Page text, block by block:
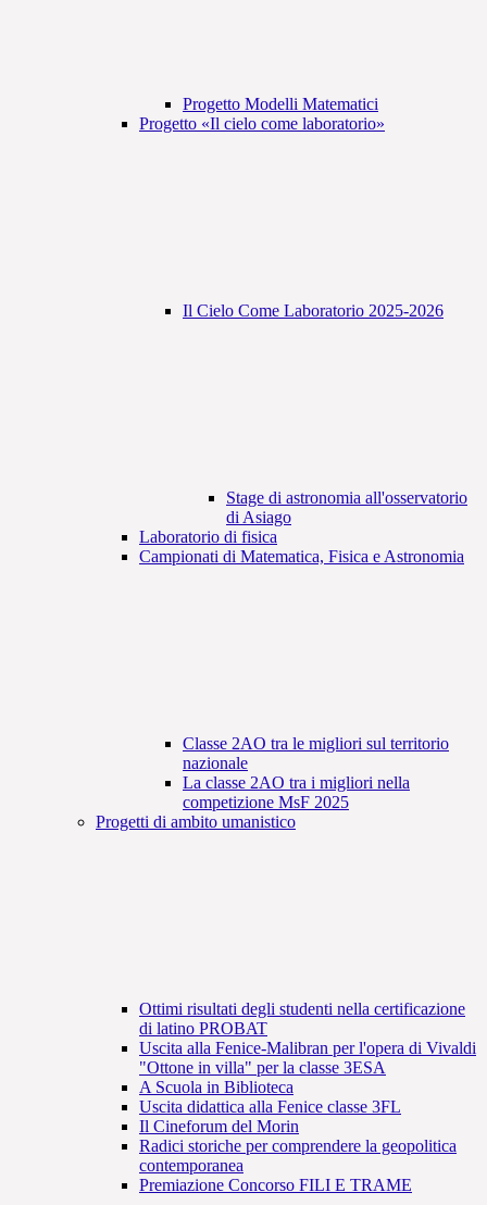
Progetto Modelli Matematici
Progetto «Il cielo come laboratorio»
Il Cielo Come Laboratorio 2025-2026
Stage di astronomia all'osservatorio
di Asiago
Laboratorio di fisica
Campionati di Matematica, Fisica e Astronomia
Classe 2AO tra le migliori sul territorio
nazionale
La classe 2AO tra i migliori nella
competizione MsF 2025
Progetti di ambito umanistico
Ottimi risultati degli studenti nella certificazione
di latino PROBAT
Uscita alla Fenice-Malibran per l'opera di Vivaldi
"Ottone in villa" per la classe 3ESA
A Scuola in Biblioteca
Uscita didattica alla Fenice classe 3FL
Il Cineforum del Morin
Radici storiche per comprendere la geopolitica
contemporanea
Premiazione Concorso FILI E TRAME